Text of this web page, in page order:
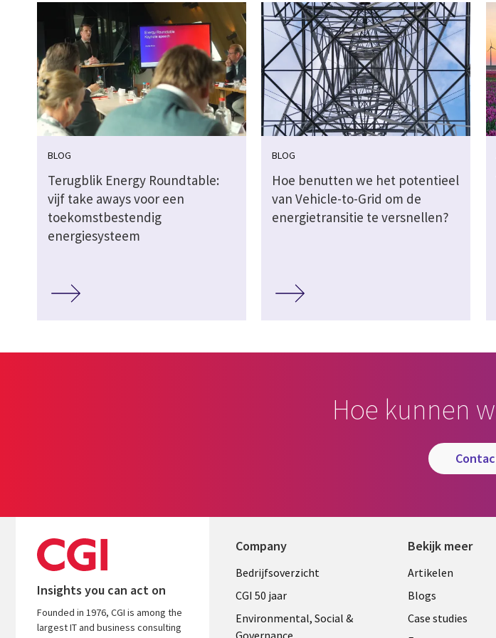
BLOG
Terugblik Energy Roundtable:
vijf take aways voor een
toekomstbestendig
energiesysteem
BLOG
Hoe benutten we het potentieel
van Vehicle-to-Grid om de
energietransitie te versnellen?
Hoe kunnen
Insights you can act on
Founded in 1976, CGI is among the
largest IT and business consulting
Company
Useful
links
NETHERLANDS
Bedrijfsoverzicht
CGI 50 jaar
Environmental, Social &
Governance
Bekijk meer
Library
Links
Artikelen
Blogs
Case studies